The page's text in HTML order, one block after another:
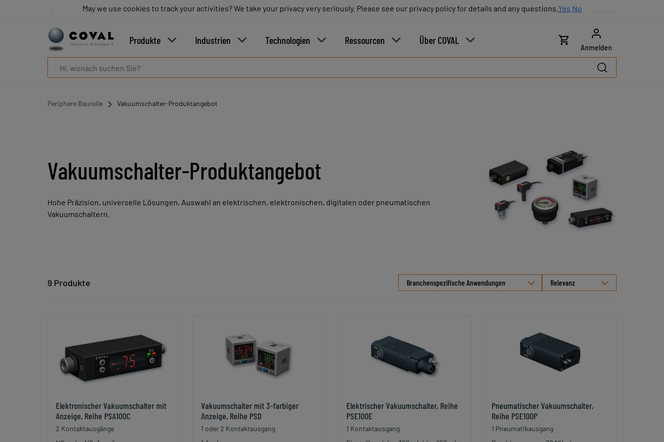
Blog Karriere Partner Vertriebskontakt
Produkte Industrien Technologien Ressourcen Über COVAL
Anmelden
Periphere Bauteile Vakuumschalter-Produktangebot
Vakuumschalter-Produktangebot
Hohe Präzision, universelle Lösungen, Auswahl an elektrischen, elektronischen, digitalen oder pneumatischen
Vakuumschaltern.
9 Produkte
auswählen
Branchenspezifische Anwendungen
Elektronischer Vakuumschalter mit
Anzeige, Reihe PSA100C
2 Kontaktausgänge
Vakuumschalter mit 3-farbiger
Anzeige, Reihe PSD
1 oder 2 Kontaktausgang
Elektrischer Vakuumschalter, Reihe
PSE100E
1 Kontaktausgang
Pneumatischer Vakuumschalter,
Reihe PSE100P
1 Pneumatikausgang
Technologien
Ressourcen
May we use cookies to track your activities? We take your privacy very seriously. Please see our privacy policy for details and any questions. Yes No
May we use cookies to track your activities? We take your privacy very seriously. Please see our privacy policy for details and any questions. Yes No